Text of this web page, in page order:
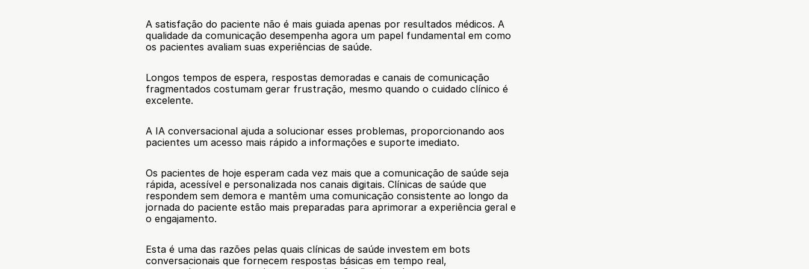
A satisfação do paciente não é mais guiada apenas por resultados médicos. A
qualidade da comunicação desempenha agora um papel fundamental em como
os pacientes avaliam suas experiências de saúde.
Longos tempos de espera, respostas demoradas e canais de comunicação
fragmentados costumam gerar frustração, mesmo quando o cuidado clínico é
excelente.
A IA conversacional ajuda a solucionar esses problemas, proporcionando aos
pacientes um acesso mais rápido a informações e suporte imediato.
Os pacientes de hoje esperam cada vez mais que a comunicação de saúde seja
rápida, acessível e personalizada nos canais digitais. Clínicas de saúde que
respondem sem demora e mantêm uma comunicação consistente ao longo da
jornada do paciente estão mais preparadas para aprimorar a experiência geral e
o engajamento.
Esta é uma das razões pelas quais clínicas de saúde investem em bots
conversacionais que fornecem respostas básicas em tempo real,